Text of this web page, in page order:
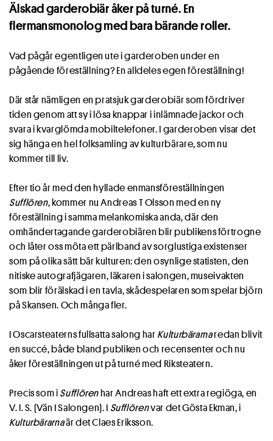
Älskad garderobiär åker på turné. En
flermansmonolog med bara bärande roller.
Vad pågår egentligen ute i garderoben under en
pågående föreställning? En alldeles egen föreställning!
Där står nämligen en pratsjuk garderobiär som fördriver
tiden genom att sy i lösa knappar i inlämnade jackor och
svara i kvarglömda mobiltelefoner. I garderoben visar det
sig hänga en hel folksamling av kulturbärare, som nu
kommer till liv.
Efter tio år med den hyllade enmansföreställningen
Sufflören, kommer nu Andreas T Olsson med en ny
föreställning i samma melankomiska anda, där den
omhändertagande garderobiären blir publikens förtrogne
och låter oss möta ett pärlband av sorglustiga existenser
som på olika sätt bär kulturen: den osynlige statisten, den
nitiske autografjägaren, läkaren i salongen, museivakten
som blir förälskad i en tavla, skådespelaren som spelar björn
på Skansen. Och många fler.
I Oscarsteaterns fullsatta salong harKulturbärarnaredan blivit
en succé, både bland publiken och recensenter och nu
åker föreställningen ut på turné med Riksteatern.
Precis som iSufflörenhar Andreas haft ett extra regiöga, en
V. I. S. (Vän I Salongen). I Sufflörenvar det Gösta Ekman, i
Kulturbärarnaär det Claes Eriksson.